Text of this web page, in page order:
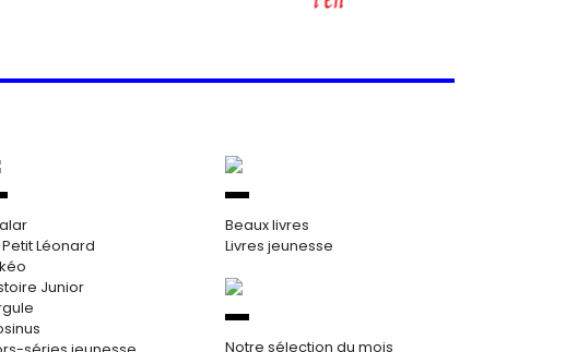
Petit Léonard
Junior
Beaux livres
Livres jeunesse
Notre sélection du mois